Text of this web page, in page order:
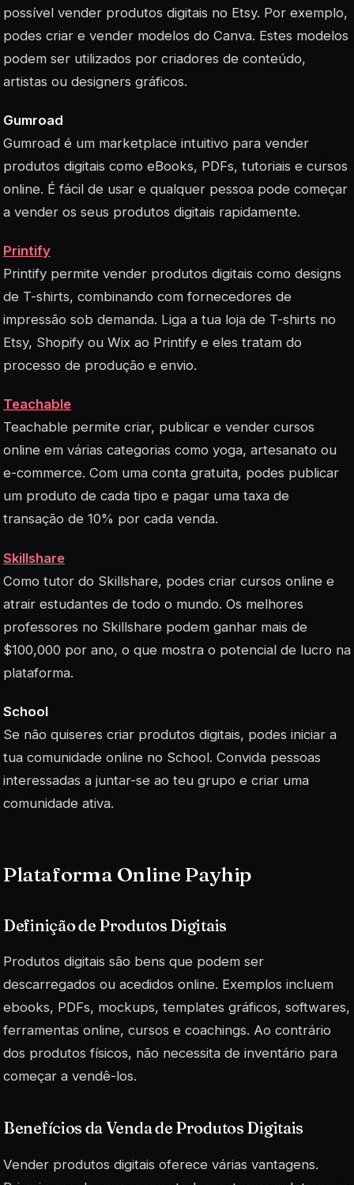
possível vender produtos digitais no Etsy. Por exemplo,
podes criar e vender modelos do Canva. Estes modelos
podem ser utilizados por criadores de conteúdo,
artistas ou designers gráficos.
Gumroad
Gumroad é um marketplace intuitivo para vender
produtos digitais como eBooks, PDFs, tutoriais e cursos
online. É fácil de usar e qualquer pessoa pode começar
a vender os seus produtos digitais rapidamente.
Printify
Printify permite vender produtos digitais como designs
de T-shirts, combinando com fornecedores de
impressão sob demanda. Liga a tua loja de T-shirts no
Etsy, Shopify ou Wix ao Printify e eles tratam do
processo de produção e envio.
Teachable
Teachable permite criar, publicar e vender cursos
online em várias categorias como yoga, artesanato ou
e-commerce. Com uma conta gratuita, podes publicar
um produto de cada tipo e pagar uma taxa de
transação de 10% por cada venda.
Skillshare
Como tutor do Skillshare, podes criar cursos online e
atrair estudantes de todo o mundo. Os melhores
professores no Skillshare podem ganhar mais de
$100,000 por ano, o que mostra o potencial de lucro na
plataforma.
School
Se não quiseres criar produtos digitais, podes iniciar a
tua comunidade online no School. Convida pessoas
interessadas a juntar-se ao teu grupo e criar uma
comunidade ativa.
Plataforma Online Payhip
Definição de Produtos Digitais
Produtos digitais são bens que podem ser
descarregados ou acedidos online. Exemplos incluem
ebooks, PDFs, mockups, templates gráficos, softwares,
ferramentas online, cursos e coachings. Ao contrário
dos produtos físicos, não necessita de inventário para
começar a vendê-los.
Benefícios da Venda de Produtos Digitais
Vender produtos digitais oferece várias vantagens.